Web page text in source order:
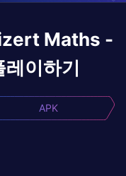
Maths -
레이하기
APK